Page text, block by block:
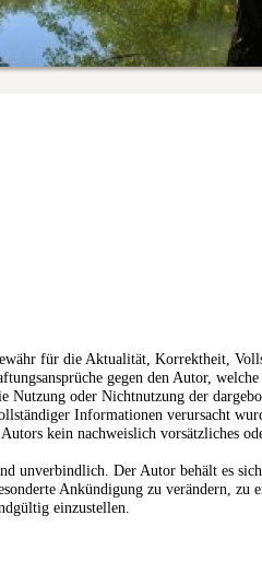
für die Aktualität, Korrektheit,
gegen den Autor,
Nutzung oder Nichtnutzung der
Informationen verursacht
Autors kein nachweislich vorsätzliches
unverbindlich. Der Autor behält es
Ankündigung zu verändern, zu
einzustellen.